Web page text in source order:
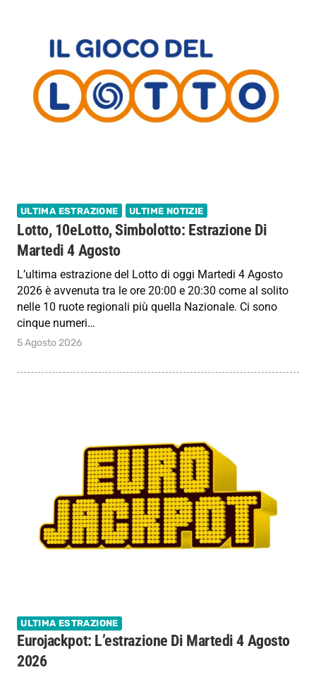
ULTIMA ESTRAZIONE ULTIME NOTIZIE
Lotto, 10eLotto, Simbolotto: Estrazione Di
Martedi 4 Agosto
L’ultima estrazione del Lotto di oggi Martedi 4 Agosto
2026 è avvenuta tra le ore 20:00 e 20:30 come al solito
nelle 10 ruote regionali più quella Nazionale. Ci sono
cinque numeri…
5 Agosto 2026
ULTIMA ESTRAZIONE
Eurojackpot: L’estrazione Di Martedi 4 Agosto
2026